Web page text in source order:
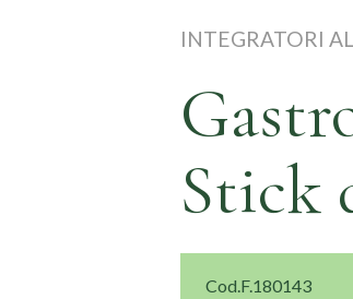
INTEGRATORI
Stick
Cod.F.180143